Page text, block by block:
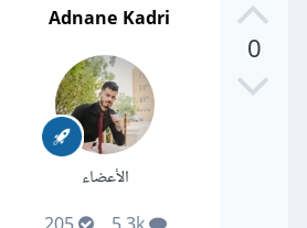
0
Adnane Kadri
الأعضاء